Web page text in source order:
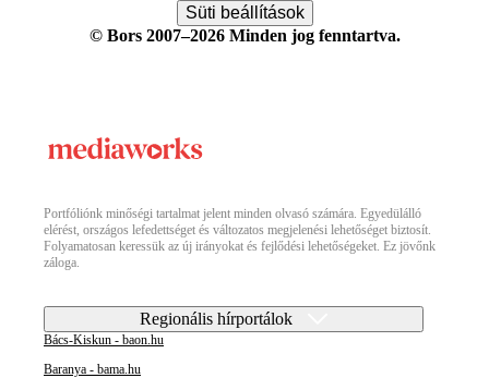
Süti beállítások
© Bors 2007–2026 Minden jog fenntartva.
Portfóliónk minőségi tartalmat jelent minden olvasó számára. Egyedülálló
elérést, országos lefedettséget és változatos megjelenési lehetőséget biztosít.
Folyamatosan keressük az új irányokat és fejlődési lehetőségeket. Ez jövőnk
záloga.
Regionális hírportálok
Bács-Kiskun - baon.hu
Baranya - bama.hu